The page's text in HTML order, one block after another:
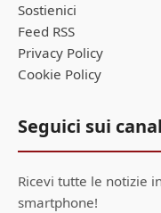
Sostienici
Feed RSS
Privacy Policy
Cookie Policy
Seguici sui
Ricevi tutte le notizie
smartphone!